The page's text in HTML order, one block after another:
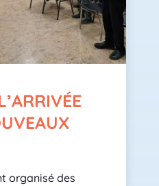
organisé des